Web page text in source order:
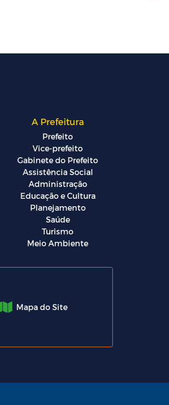
A Prefeitura
Prefeito
Vice-prefeito
Gabinete do Prefeito
Assistência Social
Administração
Educação e Cultura
Planejamento
Saúde
Turismo
Meio Ambiente
Mapa do Site